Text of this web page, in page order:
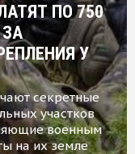
ПО 750
У
секретные
участков
военным
на их земле